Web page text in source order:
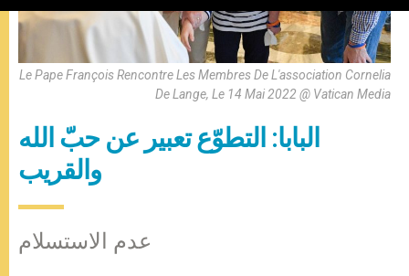
Le Pape François Rencontre Les Membres De L'association Cornelia
De Lange, Le 14 Mai 2022 @ Vatican Media
البابا: التطوّع تعبير عن حبّ الله
والقريب
عدم الاستسلام